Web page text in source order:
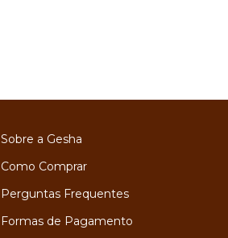
Sobre a Gesha
Como Comprar
Perguntas Frequentes
Formas de Pagamento